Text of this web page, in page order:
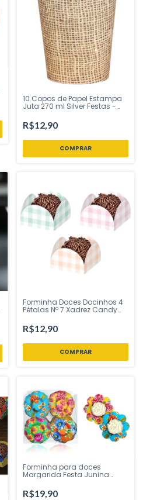
10 Copos de Papel Estampa
Juta 270 ml Silver Festas -
R$12,90
Forminha Doces Docinhos 4
Pétalas Nº 7 Xadrez Candy
Festas - Inspire sua Festa
Loja
R$12,90
COMPRAR
Forminha para doces
Margarida Festa Junina
Inspire sua Festa Loja
R$19,90